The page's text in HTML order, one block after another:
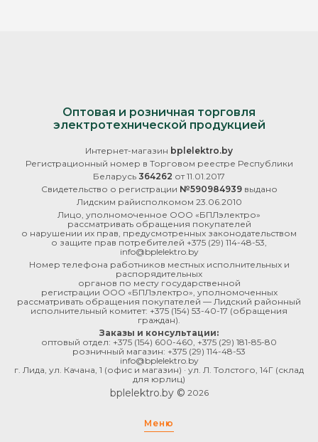
Оптовая и розничная торговля
электротехнической продукцией
Интернет-магазин bplelektro.by
Регистрационный номер в Торговом реестре Республики
Беларусь 364262 от 11.01.2017
Свидетельство о регистрации №590984939выдано
Лидским райисполкомом 23.06.2010
Лицо, уполномоченное ООО «БПЛэлектро»
рассматривать обращения покупателей
о нарушении их прав, предусмотренных законодательством
о защите прав потребителей +375 (29) 114-48-53
info@bplelektro.by
Номер телефона работников местных исполнительных и
распорядительных
органов по месту государственной
регистрации ООО «БПЛэлектро», уполномоченных
рассматривать обращения покупателей — Лидский районный
исполнительный комитет: +375 (154) 53-40-17 (обращения
граждан).
Заказы и консультации:
оптовый отдел: +375 (154) 600-460 +375 (29) 181-85-80
розничный магазин: +375 (29) 114-48-53
info@bplelektro.by
г. Лида, ул. Качана, 1 (офис и магазин) · ул. Л. Толстого, 14Г (склад
для юрлиц)
bplelektro.by © 2026
Меню